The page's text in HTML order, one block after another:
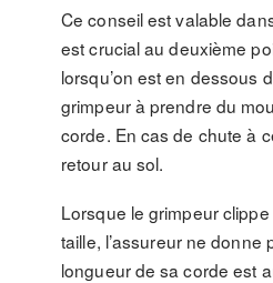
Ce conseil est valable
est crucial au deuxième
lorsqu’on est en dessous
grimpeur à prendre du
corde. En cas de chute à
retour au sol.
Lorsque le grimpeur
taille, l’assureur ne donne
longueur de sa corde est